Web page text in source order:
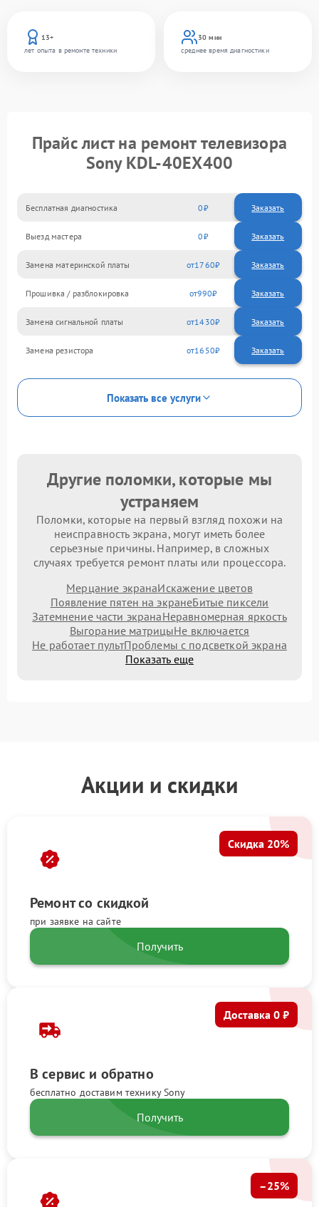
13+
лет опыта в ремонте техники
30 мин
среднее время диагностики
Прайс лист на ремонт телевизора
Sony KDL-40EX400
Бесплатная диагностика 0 Заказать
Выезд мастера 0 Заказать
Замена материнской платы 1760
Прошивка / разблокировка 990
Замена сигнальной платы 1430
Замена резистора 1650
Показать все услуги
Другие поломки, которые мы
устраняем
Поломки, которые на первый взгляд похожи на
неисправность экрана, могут иметь более
серьезные причины. Например, в сложных
случаях требуется ремонт платы или процессора.
Мерцание экранаИскажение цветов
Появление пятен на экранеБитые пиксели
Затемнение части экранаНеравномерная яркость
Выгорание матрицыНе включается
Не работает пультПроблемы с подсветкой экрана
Показать еще
Акции и скидки
Ремонт со скидкой
при заявке на сайте
Скидка 20%
Получить
В сервис и обратно
бесплатно доставим технику Sony
Доставка 0 ₽
Получить
–25%